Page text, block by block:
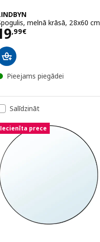
melnā krāsā, 28x60 cm
,99€ 19,99€
Pieejams piegādei
Salīdzināt
Iecienīta prece